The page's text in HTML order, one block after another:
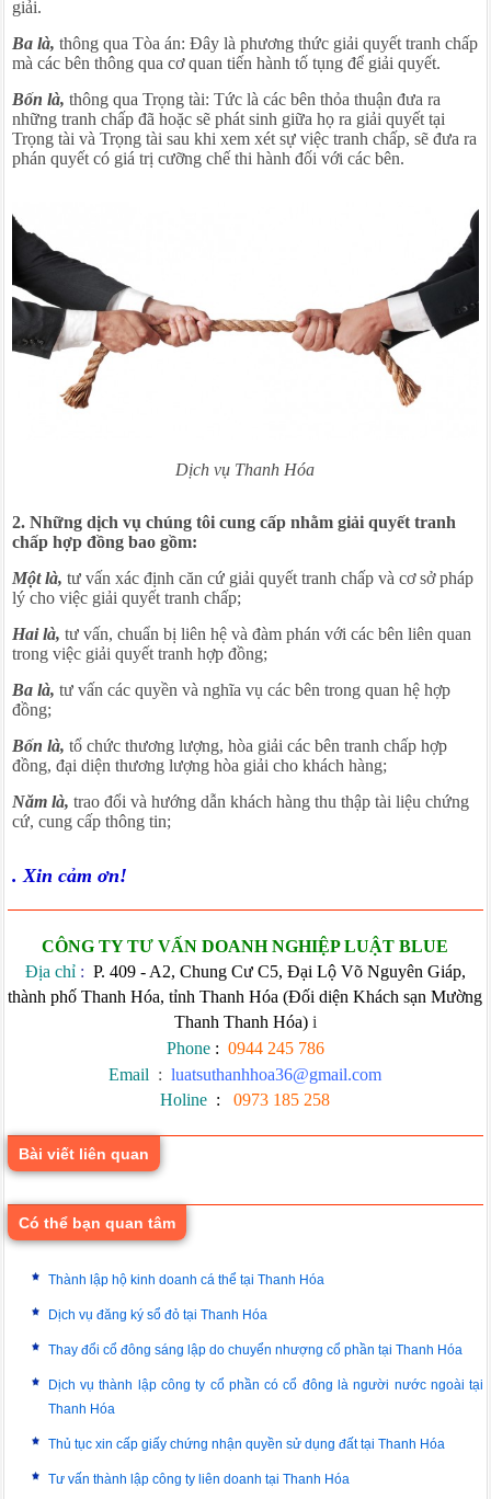
giải.
Ba là, thông qua Tòa án: Đây là phương thức giải quyết tranh chấp
mà các bên thông qua cơ quan tiến hành tố tụng để giải quyết.
Bốn là, thông qua Trọng tài: Tức là các bên thỏa thuận đưa ra
những tranh chấp đã hoặc sẽ phát sinh giữa họ ra giải quyết tại
Trọng tài và Trọng tài sau khi xem xét sự việc tranh chấp, sẽ đưa ra
phán quyết có giá trị cưỡng chế thi hành đối với các bên.
Dịch vụ Thanh Hóa
2. Những dịch vụ chúng tôi cung cấp nhằm giải quyết tranh
chấp hợp đồng bao gồm:
Một là,tư vấn xác định căn cứ giải quyết tranh chấp và cơ sở pháp
lý cho việc giải quyết tranh chấp;
Hai là, tư vấn, chuẩn bị liên hệ và đàm phán với các bên liên quan
trong việc giải quyết tranh hợp đồng;
Ba là, tư vấn các quyền và nghĩa vụ các bên trong quan hệ hợp
đồng;
Bốn là, tổ chức thương lượng, hòa giải các bên tranh chấp hợp
đồng, đại diện thương lượng hòa giải cho khách hàng;
Năm là, trao đổi và hướng dẫn khách hàng thu thập tài liệu chứng
cứ, cung cấp thông tin;
. Xin cảm ơn!
CÔNG TY TƯ VẤN DOANH NGHIỆP LUẬT BLUE
Địa chỉ: P. 409 - A2, Chung Cư C5, Đại Lộ Võ Nguyên Giáp,
thành phố Thanh Hóa, tỉnh Thanh Hóa (Đối diện Khách sạn Mường
Thanh Thanh Hóa) i
Phone: 0944 245 786
Email : luatsuthanhhoa36@gmail.com
Holine : 0973 185 258
Bài viết liên quan
Có thể bạn quan tâm
Thành lập hộ kinh doanh cá thể tại Thanh Hóa
Dịch vụ đăng ký sổ đỏ tại Thanh Hóa
Thay đổi cổ đông sáng lập do chuyển nhượng cổ phần tại Thanh Hóa
Dịch vụ thành lập công ty cổ phần có cổ đông là người nước ngoài tại
Thanh Hóa
Thủ tục xin cấp giấy chứng nhận quyền sử dụng đất tại Thanh Hóa
Tư vấn thành lập công ty liên doanh tại Thanh Hóa